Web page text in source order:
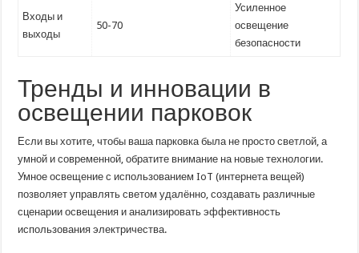
Входы и
выходы
50-70
Усиленное
освещение
безопасности
Тренды и инновации в
освещении парковок
Если вы хотите, чтобы ваша парковка была не просто светлой, а
умной и современной, обратите внимание на новые технологии.
Умное освещение с использованием IoT (интернета вещей)
позволяет управлять светом удалённо, создавать различные
сценарии освещения и анализировать эффективность
использования электричества.